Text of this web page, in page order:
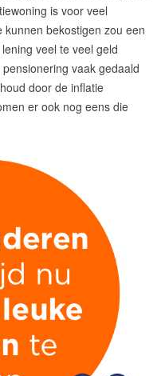
is voor veel
bekostigen zou een
veel te veel geld
vaak gedaald
door de inflatie
er ook nog eens die